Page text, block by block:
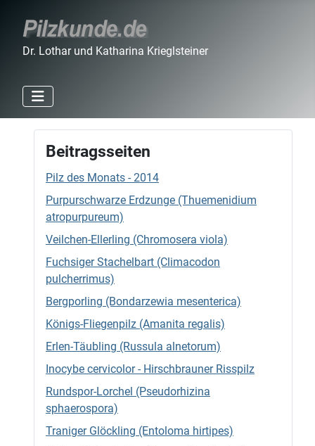
Dr. Lothar und Katharina Krieglsteiner
Beitragsseiten
Pilz des Monats - 2014
Purpurschwarze Erdzunge (Thuemenidium
atropurpureum)
Veilchen-Ellerling (Chromosera viola)
Fuchsiger Stachelbart (Climacodon
pulcherrimus)
Bergporling (Bondarzewia mesenterica)
Königs-Fliegenpilz (Amanita regalis)
Erlen-Täubling (Russula alnetorum)
Inocybe cervicolor - Hirschbrauner Risspilz
Rundspor-Lorchel (Pseudorhizina
sphaerospora)
Traniger Glöckling (Entoloma hirtipes)